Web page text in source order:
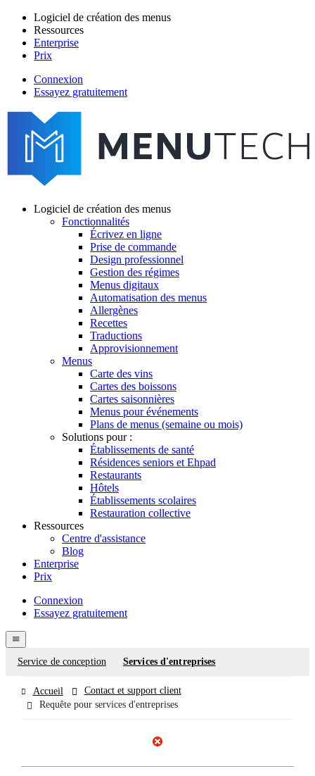
Aller
contenu
principal
Main
navigation
Logiciel de création des menus
Ressources
Enterprise
Prix
menutech
navigation
Connexion
Essayez gratuitement
navigation
Logiciel de création des menus
Fonctionnalités
Écrivez en ligne
Prise de commande
Design professionnel
Gestion des régimes
Menus digitaux
Automatisation des menus
Allergènes
Recettes
Traductions
Approvisionnement
Menus
Carte des vins
Cartes des boissons
Cartes saisonnières
Menus pour événements
Plans de menus (semaine ou mois)
Solutions pour :
Établissements de santé
Résidences seniors et Ehpad
Restaurants
Hôtels
Établissements scolaires
Restauration collective
Ressources
Centre d'assistance
Blog
Enterprise
Prix
Menutech
navigation
Connexion
Essayez gratuitement
menu
Contact
forms
Service de conception Services d'entreprises
Accueil
Contact et support client
Requête pour services d'entreprises